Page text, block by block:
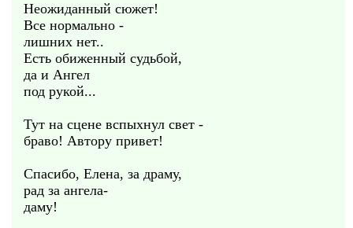
Неожиданный сюжет!
Все нормально -
лишних нет..
Есть обиженный судьбой,
да и Ангел
под рукой...
Тут на сцене вспыхнул свет -
браво! Автору привет!
Спасибо, Елена, за драму,
рад за ангела-
даму!